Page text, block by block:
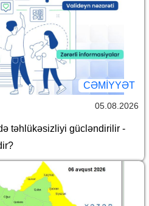
CƏMİYYƏT
05.08.2026
təhlükəsizliyi gücləndirilir -